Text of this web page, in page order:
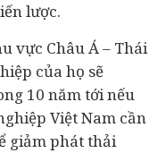
lược.
vực Châu Á – Thái
của họ sẽ
10 năm tới nếu
Việt Nam cần
giảm phát thải